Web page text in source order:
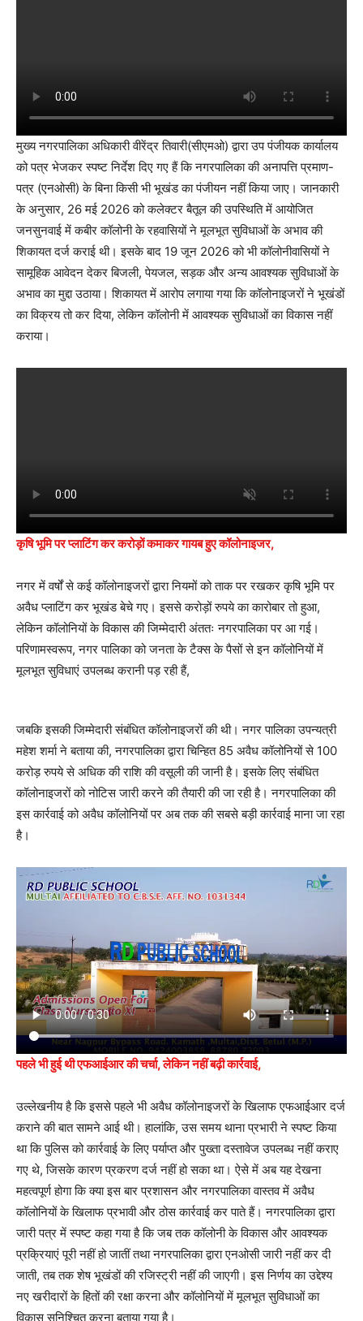
मुख्य नगरपालिका अधिकारी वीरेंद्र तिवारी(सीएमओ) द्वारा उप पंजीयक कार्यालय
को पत्र भेजकर स्पष्ट निर्देश दिए गए हैं कि नगरपालिका की अनापत्ति प्रमाण-
पत्र (एनओसी) के बिना किसी भी भूखंड का पंजीयन नहीं किया जाए। जानकारी
के अनुसार, 26 मई 2026 को कलेक्टर बैतूल की उपस्थिति में आयोजित
जनसुनवाई में कबीर कॉलोनी के रहवासियों ने मूलभूत सुविधाओं के अभाव की
शिकायत दर्ज कराई थी। इसके बाद 19 जून 2026 को भी कॉलोनीवासियों ने
सामूहिक आवेदन देकर बिजली, पेयजल, सड़क और अन्य आवश्यक सुविधाओं के
अभाव का मुद्दा उठाया। शिकायत में आरोप लगाया गया कि कॉलोनाइजरों ने भूखंडों
का विक्रय तो कर दिया, लेकिन कॉलोनी में आवश्यक सुविधाओं का विकास नहीं
कराया।
कृषि भूमि पर प्लाटिंग कर करोड़ों कमाकर गायब हुए कॉलोनाइजर,
नगर में वर्षों से कई कॉलोनाइजरों द्वारा नियमों को ताक पर रखकर कृषि भूमि पर
अवैध प्लाटिंग कर भूखंड बेचे गए। इससे करोड़ों रुपये का कारोबार तो हुआ,
लेकिन कॉलोनियों के विकास की जिम्मेदारी अंततः नगरपालिका पर आ गई।
परिणामस्वरूप, नगर पालिका को जनता के टैक्स के पैसों से इन कॉलोनियों में
मूलभूत सुविधाएं उपलब्ध करानी पड़ रही हैं,
जबकि इसकी जिम्मेदारी संबंधित कॉलोनाइजरों की थी। नगर पालिका उपन्यत्री
महेश शर्मा ने बताया की, नगरपालिका द्वारा चिन्हित 85 अवैध कॉलोनियों से 100
करोड़ रुपये से अधिक की राशि की वसूली की जानी है। इसके लिए संबंधित
कॉलोनाइजरों को नोटिस जारी करने की तैयारी की जा रही है। नगरपालिका की
इस कार्रवाई को अवैध कॉलोनियों पर अब तक की सबसे बड़ी कार्रवाई माना जा रहा
है।
पहले भी हुई थी एफआईआर की चर्चा, लेकिन नहीं बढ़ी कार्रवाई,
उल्लेखनीय है कि इससे पहले भी अवैध कॉलोनाइजरों के खिलाफ एफआईआर दर्ज
कराने की बात सामने आई थी। हालांकि, उस समय थाना प्रभारी ने स्पष्ट किया
था कि पुलिस को कार्रवाई के लिए पर्याप्त और पुख्ता दस्तावेज उपलब्ध नहीं कराए
गए थे, जिसके कारण प्रकरण दर्ज नहीं हो सका था। ऐसे में अब यह देखना
महत्वपूर्ण होगा कि क्या इस बार प्रशासन और नगरपालिका वास्तव में अवैध
कॉलोनियों के खिलाफ प्रभावी और ठोस कार्रवाई कर पाते हैं। नगरपालिका द्वारा
जारी पत्र में स्पष्ट कहा गया है कि जब तक कॉलोनी के विकास और आवश्यक
प्रक्रियाएं पूरी नहीं हो जातीं तथा नगरपालिका द्वारा एनओसी जारी नहीं कर दी
जाती, तब तक शेष भूखंडों की रजिस्ट्री नहीं की जाएगी। इस निर्णय का उद्देश्य
नए खरीदारों के हितों की रक्षा करना और कॉलोनियों में मूलभूत सुविधाओं का
विकास सुनिश्चित करना बताया गया है।